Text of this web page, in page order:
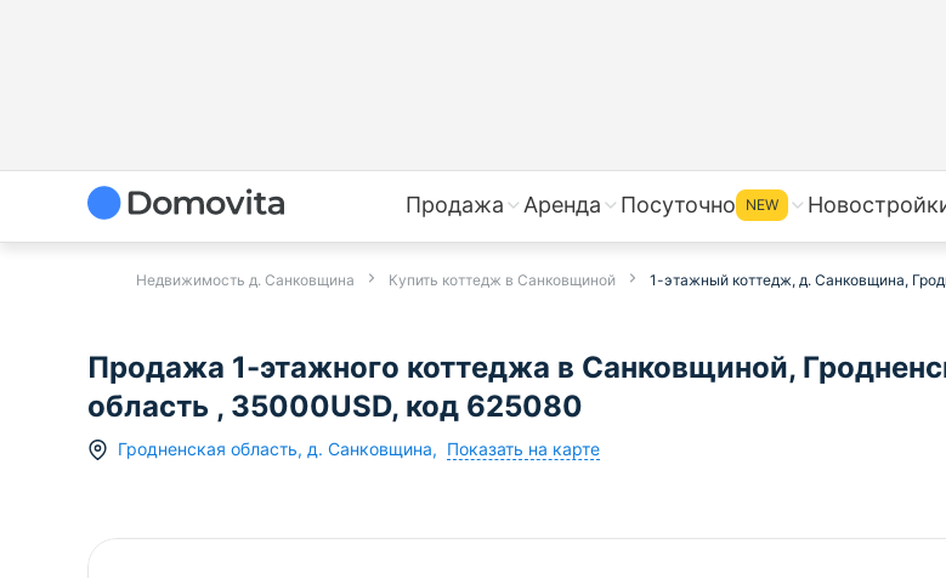
Продажа Аренда Посуточно NEW
Недвижимость д. Санковщина Купить коттедж в Санковщиной 1-этажный коттедж, д. Санковщина,
Продажа 1-этажного коттеджа в Санковщиной,
область , 35000USD, код 625080
Гродненская область, д. Санковщина, Показать на карте